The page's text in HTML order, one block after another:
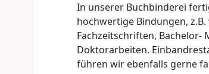
In unserer Buchbinderei
hochwertige Bindungen, z.B.
Fachzeitschriften, Bachelor-
Doktorarbeiten.
führen wir ebenfalls gerne